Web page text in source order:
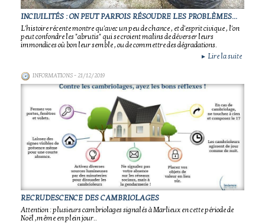
INCIVILITÉS : ON PEUT PARFOIS RÉSOUDRE LES PROBLÈMES...
L'histoire récente montre qu'avec un peu de chance , et d'esprit civique , l'on
peut confondre les "abrutis" qui se croient malins de déverser leurs
immondices où bon leur semble , ou de commettre des dégradations.
► Lire la suite
INFORMATIONS- 21/12/2019
RECRUDESCENCE DES CAMBRIOLAGES
Attention : plusieurs cambriolages signalés à Marlieux en cette période de
Noël ,même en plein jour..